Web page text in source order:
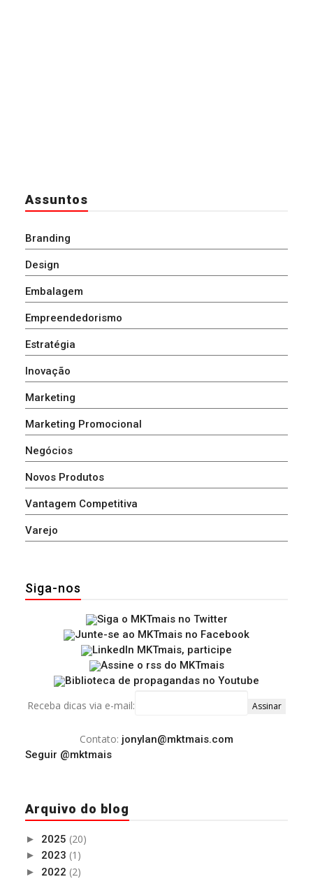
Assuntos
Branding
Design
Embalagem
Empreendedorismo
Estratégia
Inovação
Marketing
Marketing Promocional
Negócios
Novos Produtos
Vantagem Competitiva
Varejo
Siga-nos
Receba dicas via e-mail:
Contato: jonylan@mktmais.com
Seguir @mktmais
Arquivo do blog
► 2025 (20)
► 2023 (1)
► 2022 (2)